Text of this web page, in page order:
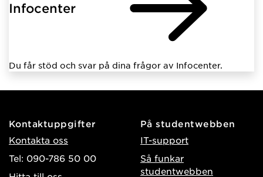
Infocenter
Du får stöd och svar på dina frågor av Infocenter.
Kontaktuppgifter
Kontakta oss
Tel: 090-786 50 00
På studentwebben
IT-support
Så funkar
studentwebben